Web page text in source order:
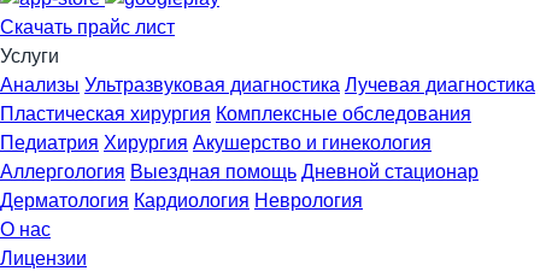
Скачать прайс лист
Услуги
Анализы Ультразвуковая диагностика Лучевая диагностика
Пластическая хирургия Комплексные обследования
Педиатрия Хирургия Акушерство и гинекология
Аллергология Выездная помощь Дневной стационар
Дерматология Кардиология Неврология
О нас
Лицензии